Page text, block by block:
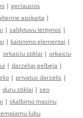
| geriausios
apskaita |
| saldytuvu lentynos |
| kaitinimo elementai |
orkaiciu stiklai | orkaiciu
| darzeliai gelbeja |
| privatus darzelis |
duru stiklai | seo
| skalbimo masinu
lubu